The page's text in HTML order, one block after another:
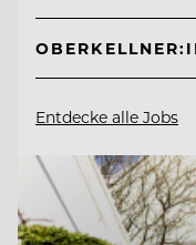
Entdecke alle Jobs